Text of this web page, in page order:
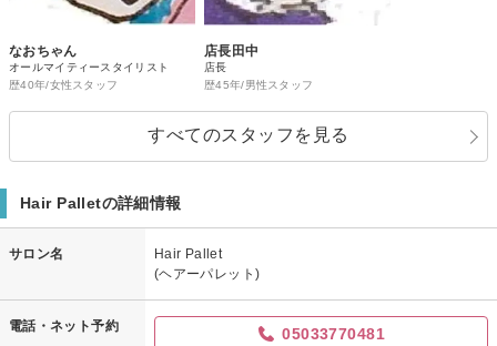
なおちゃん
オールマイティースタイリスト
歴40年/女性スタッフ
店長田中
店長
歴45年/男性スタッフ
すべてのスタッフを見る
Hair Palletの詳細情報
サロン名
Hair Pallet
(ヘアーパレット)
電話・ネット予約 05033770481